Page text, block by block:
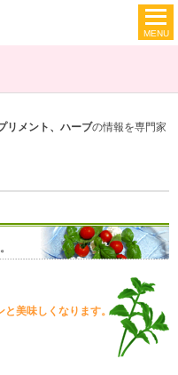
リメント、ハーブの情報を専門家
と美味しくなります。